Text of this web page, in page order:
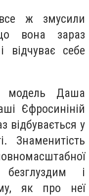
ж змусили
вона зараз
відчуває себе
модель Даша
Єфросиніній
відбувається у
Знаменитість
і
як про неї